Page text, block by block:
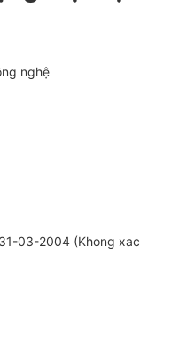
nghệ
03-2004 (Khong xac